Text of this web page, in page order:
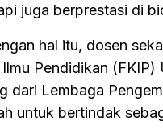
juga berprestasi di
hal itu, dosen
Ilmu Pendidikan
dari Lembaga
untuk bertindak